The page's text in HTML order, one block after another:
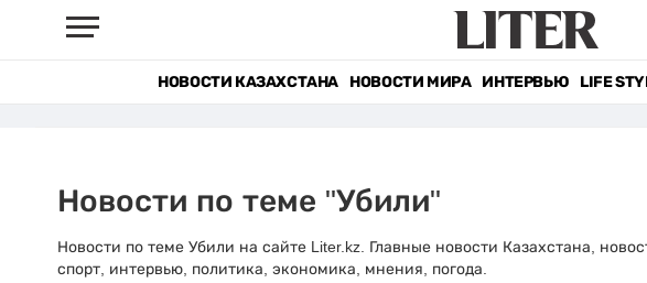
НОВОСТИ КАЗАХСТАНА НОВОСТИ МИРА ИНТЕРВЬЮ LIFE
Новости по теме "Убили"
Новости по теме Убили на сайте Liter.kz. Главные новости Казахстана,
спорт, интервью, политика, экономика, мнения, погода.